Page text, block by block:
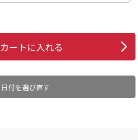
日付を選び直す
カートに入れる